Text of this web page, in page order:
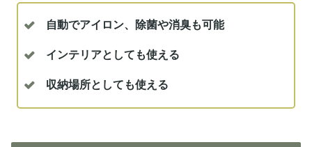
自動でアイロン、除菌や消臭も可能
インテリアとしても使える
収納場所としても使える